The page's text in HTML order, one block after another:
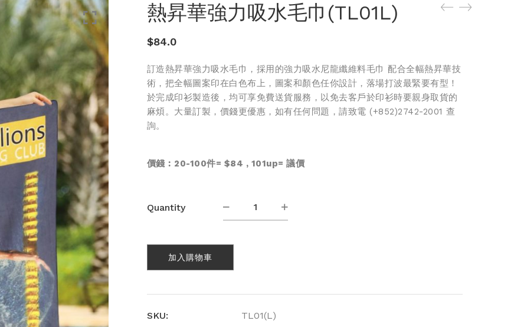
熱昇華強力吸水毛巾(TL01L)
$84.0
訂造熱昇華強力吸水毛巾，採用的強力吸水尼龍纖維料毛巾 配合全幅熱昇華技
術，把全幅圖案印在白色布上，圖案和顏色任你設計，落場打波最緊要有型！
於完成印衫製造後，均可享免費送貨服務，以免去客戶於印衫時要親身取貨的
麻煩。大量訂製，價錢更優惠，如有任何問題，請致電 (+852)2742-2001 查
詢。
價錢︰20-100件= $84 , 101up=議價
Quantity
熱
昇
強
吸
毛
加入購物車
SKU:
TL01(L)